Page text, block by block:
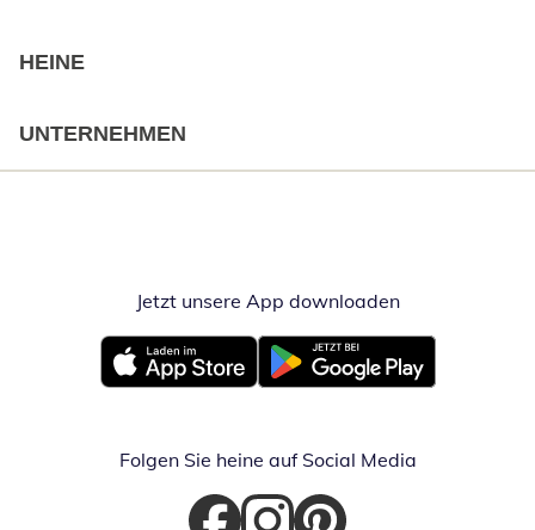
HEINE
UNTERNEHMEN
Jetzt unsere App downloadenÖffnet in
Öffnet in neuem FensterÖffnet in neuem Fenster
Folgen Sie heine auf Social Media